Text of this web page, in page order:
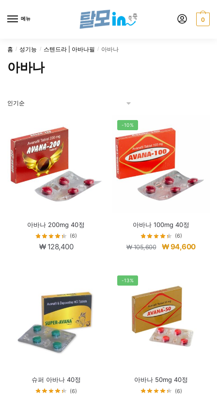
메뉴 0
홈 / 성기능 / 스텐드라 | 아바나필 / 아바나
아바나
아바나 200mg 40정
(6)
₩128,400
-10%
아바나 100mg 40정
(6)
₩105,600
원
₩ 105,600.
₩94,600현
슈퍼 아바나 40정
(6)
-13%
아바나 50mg 40정
(6)